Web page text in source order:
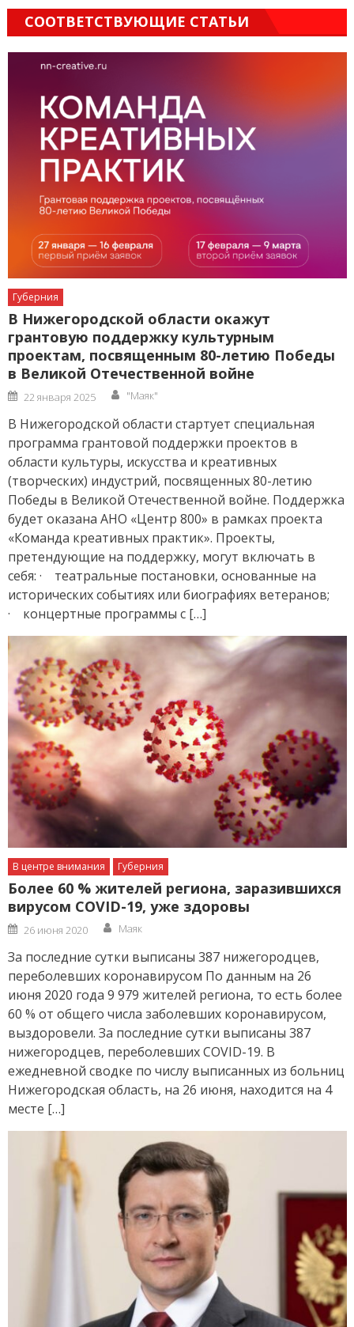
СООТВЕТСТВУЮЩИЕ СТАТЬИ
Губерния
В Нижегородской области окажут
грантовую поддержку культурным
проектам, посвященным 80-летию Победы
в Великой Отечественной войне
Posted
on
22 января 2025 Author
"Маяк"
В Нижегородской области стартует специальная
программа грантовой поддержки проектов в
области культуры, искусства и креативных
(творческих) индустрий, посвященных 80-летию
Победы в Великой Отечественной войне. Поддержка
будет оказана АНО «Центр 800» в рамках проекта
«Команда креативных практик». Проекты,
претендующие на поддержку, могут включать в
себя: · театральные постановки, основанные на
исторических событиях или биографиях ветеранов;
· концертные программы с […]
В центре внимания Губерния
Более 60 % жителей региона, заразившихся
вирусом COVID-19, уже здоровы
Posted
on
26 июня 2020 Author
Маяк
За последние сутки выписаны 387 нижегородцев,
переболевших коронавирусом По данным на 26
июня 2020 года 9 979 жителей региона, то есть более
60 % от общего числа заболевших коронавирусом,
выздоровели. За последние сутки выписаны 387
нижегородцев, переболевших COVID-19. В
ежедневной сводке по числу выписанных из больниц
Нижегородская область, на 26 июня, находится на 4
месте […]